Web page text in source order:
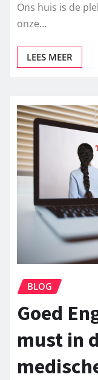
Ons huis is de
onze…
LEES MEER
BLOG
Goed
must in